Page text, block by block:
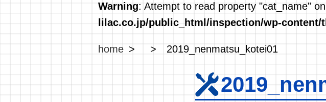
Warning: Attempt to read property "cat_name"
lilac.co.jp/public_html/inspection/wp-
home 2019_nenmatsu_kotei01